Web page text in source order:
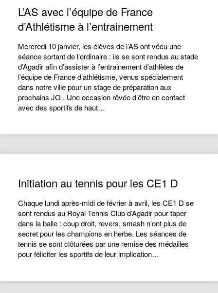
L’AS avec l’équipe de France
d’Athlétisme à l’entrainement
Mercredi 10 janvier, les élèves de l’AS ont vécu une
séance sortant de l’ordinaire : ils se sont rendus au stade
d’Agadir afin d’assister à l’entrainement d’athlètes de
l’équipe de France d’athlétisme, venus spécialement
dans notre ville pour un stage de préparation aux
prochains JO . Une occasion rêvée d’être en contact
avec des sportifs de haut…
Initiation au tennis pour les CE1 D
Chaque lundi après-midi de février à avril, les CE1 D se
sont rendus au Royal Tennis Club d’Agadir pour taper
dans la balle : coup droit, revers, smash n’ont plus de
secret pour les champions en herbe. Les séances de
tennis se sont clôturées par une remise des médailles
pour féliciter les sportifs de leur implication…